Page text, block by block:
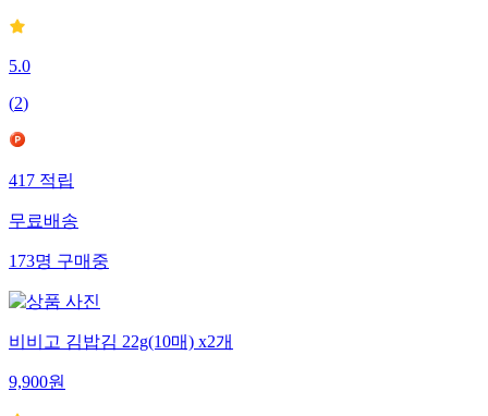
5.0
(2)
417적립
무료배송
173명구매중
비비고 김밥김 22g(10매) x2개
9,900원